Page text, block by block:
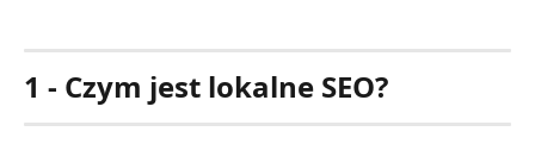
1 - Czym jest lokalne SEO?